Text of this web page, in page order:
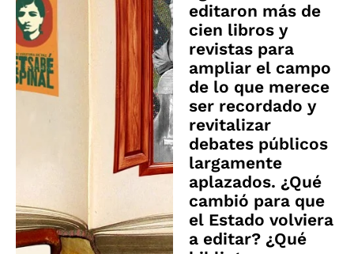
editaron más de
cien libros y
revistas para
ampliar el campo
de lo que merece
ser recordado y
revitalizar
debates públicos
largamente
aplazados. ¿Qué
cambió para que
el Estado volviera
a editar? ¿Qué